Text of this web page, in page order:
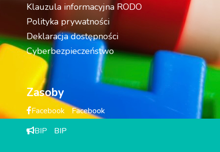
Klauzula informacyjna RODO
Polityka prywatności
Deklaracja dostępności
Cyberbezpieczeństwo
Zasoby
Facebook Facebook
BIP
BIP